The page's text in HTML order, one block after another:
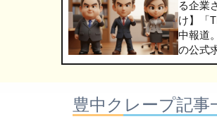
る企業
け】「
中報道
の公式
報サー
WORK
掲載に
豊中クレープ記事